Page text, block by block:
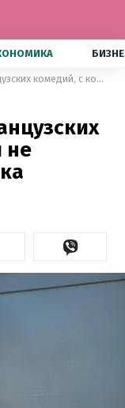
5 замечательных французских комедий, с которыми не соскучишься: подборка
не